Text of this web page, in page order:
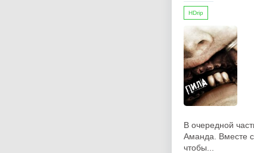
HDrip
В очередной
Аманда. Вместе с
чтобы...